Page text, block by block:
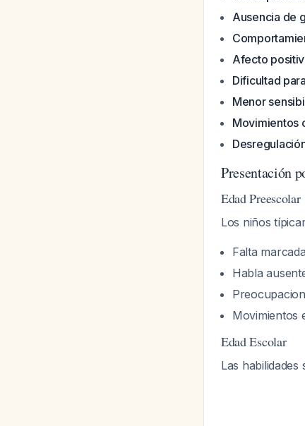
Ausencia de
Afecto
Dificultad
Menor
Movimientos
Presentación
Edad Preescolar
Los niños
Falta
Habla
Movimientos
Edad Escolar
Las